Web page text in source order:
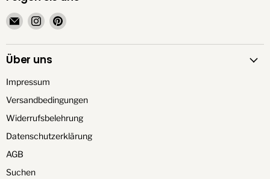
Email
TrendationStore
Finden
Sie
uns
auf
Finden
uns
Über uns
Impressum
Versandbedingungen
Widerrufsbelehrung
Datenschutzerklärung
AGB
Suchen